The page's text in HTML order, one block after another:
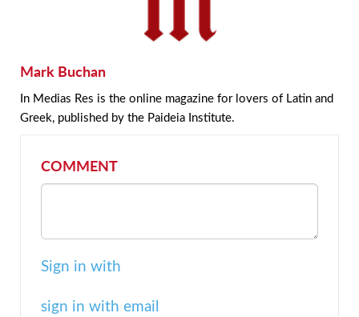
Mark Buchan
In Medias Res is the online magazine for lovers of Latin and
Greek, published by the Paideia Institute.
COMMENT
Sign in with
sign in with email